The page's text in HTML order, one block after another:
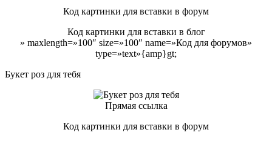
Код картинки для вставки в форум
Код картинки для вставки в блог
» maxlength=»100″ size=»100″ name=»Код для форумов»
type=»text»{amp}gt;
Букет роз для тебя
Прямая ссылка
Код картинки для вставки в форум